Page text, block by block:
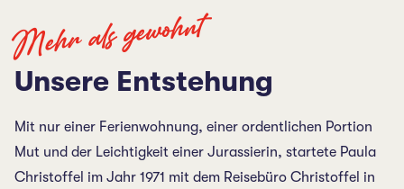
Mehr als gewohnt
Unsere Entstehung
Mit nur einer Ferienwohnung, einer ordentlichen Portion
Mut und der Leichtigkeit einer Jurassierin, startete Paula
Christoffel im Jahr 1971 mit dem Reisebüro Christoffel in